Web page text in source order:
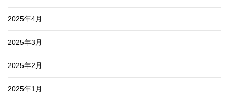
2025年4月
2025年3月
2025年2月
2025年1月